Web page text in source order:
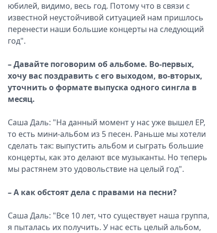
юбилей, видимо, весь год. Потому что в связи с
известной неустойчивой ситуацией нам пришлось
перенести наши большие концерты на следующий
год".
– Давайте поговорим об альбоме. Во-первых,
хочу вас поздравить с его выходом, во-вторых,
уточнить о формате выпуска одного сингла в
месяц.
Саша Даль: "На данный момент у нас уже вышел EP,
то есть мини-альбом из 5 песен. Раньше мы хотели
сделать так: выпустить альбом и сыграть большие
концерты, как это делают все музыканты. Но теперь
мы растянем это удовольствие на целый год".
– А как обстоят дела с правами на песни?
Саша Даль: "Все 10 лет, что существует наша группа,
я пыталась их получить. У нас есть целый альбом,